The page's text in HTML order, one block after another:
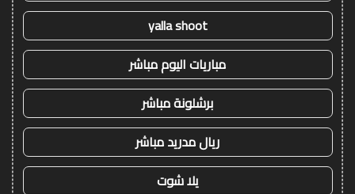
yalla shoot
مباريات اليوم مباشر
برشلونة مباشر
ريال مدريد مباشر
يلا شوت